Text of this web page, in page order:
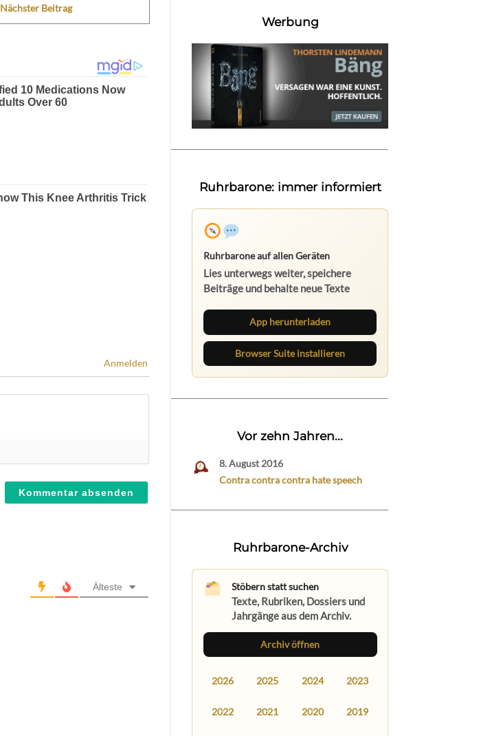
Nächster Beitrag
Anmelden
Älteste
Werbung
Ruhrbarone: immer informiert
Ruhrbarone auf allen Geräten
Lies unterwegs weiter, speichere
Beiträge und behalte neue Texte
App herunterladen
Browser Suite installieren
Vor zehn Jahren...
8. August 2016
Contra contra contra hate speech
Ruhrbarone-Archiv
Stöbern statt suchen
Texte, Rubriken, Dossiers und
Jahrgänge aus dem Archiv.
Archiv öffnen
2026 2025 2024 2023
2022 2021 2020 2019